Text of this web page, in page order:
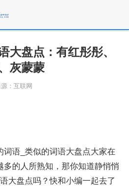
大盘点：有红彤彤、
灰蒙蒙
：互联网
词语_类似的词语大盘点大家在
多的人所熟知，那你知道静悄悄
大盘点吗？快和小编一起去了